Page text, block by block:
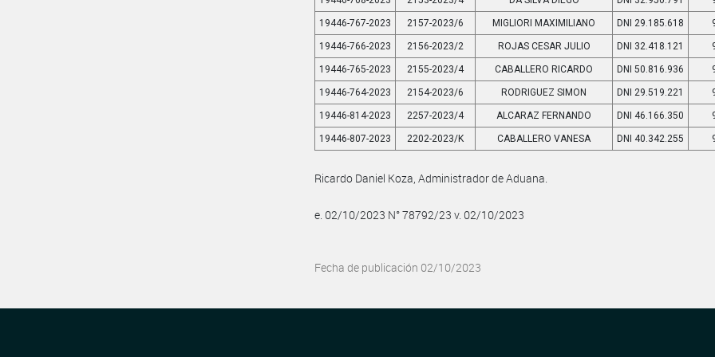
19446-767-2023 2157-2023/6 MIGLIORI MAXIMILIANO DNI 29.185.618
19446-766-2023 2156-2023/2 ROJAS CESAR JULIO DNI 32.418.121
19446-765-2023 2155-2023/4 CABALLERO RICARDO DNI 50.816.936
19446-764-2023 2154-2023/6 RODRIGUEZ SIMON DNI 29.519.221
19446-814-2023 2257-2023/4 ALCARAZ FERNANDO DNI 46.166.350
19446-807-2023 2202-2023/K CABALLERO VANESA DNI 40.342.255
Ricardo Daniel Koza, Administrador de Aduana.
e. 02/10/2023 N° 78792/23 v. 02/10/2023
Fecha de publicación 02/10/2023